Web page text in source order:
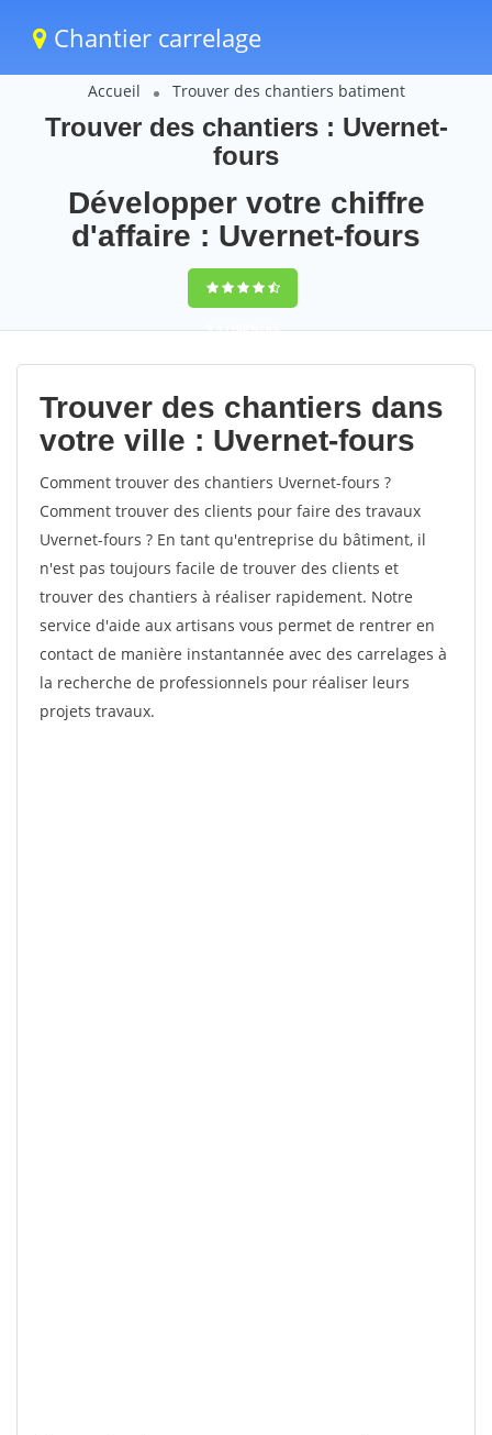
Chantier carrelage
Accueil Trouver des chantiers batiment
Trouver des chantiers : Uvernet-
fours
Développer votre chiffre
d'affaire : Uvernet-fours
9,5(100%)65
votes
Trouver des chantiers dans
votre ville : Uvernet-fours
Comment trouver des chantiers Uvernet-fours ?
Comment trouver des clients pour faire des travaux
Uvernet-fours ? En tant qu'entreprise du bâtiment, il
n'est pas toujours facile de trouver des clients et
trouver des chantiers à réaliser rapidement. Notre
service d'aide aux artisans vous permet de rentrer en
contact de manière instantannée avec des carrelages à
la recherche de professionnels pour réaliser leurs
projets travaux.